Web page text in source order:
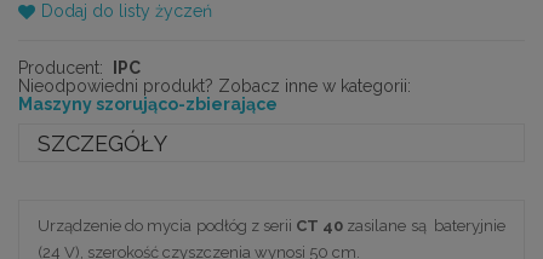
Dodaj do listy życzeń
Producent:
IPC
Nieodpowiedni produkt? Zobacz inne w kategorii:
Maszyny szorująco-zbierające
SZCZEGÓŁY
Urządzenie do mycia podłóg z serii CT 40 zasilane są bateryjnie
(24 V), szerokość czyszczenia wynosi 50 cm.